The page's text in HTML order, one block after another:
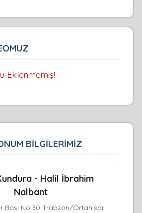
Eklenmemiş!
BİLGİLERİMİZ
- Halil İbrahim
Nalbant
Basi No:30 Trabzon/Ortahisar